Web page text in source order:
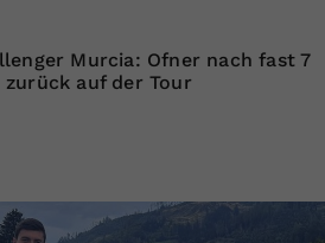
Murcia: Ofner nach fast 7
zurück auf der Tour